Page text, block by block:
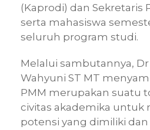
(Kaprodi) dan Sekretaris
serta mahasiswa
seluruh program studi.
Melalui sambutannya,
Wahyuni ST MT
PMM merupakan suatu
civitas akademika untuk
potensi yang dimiliki